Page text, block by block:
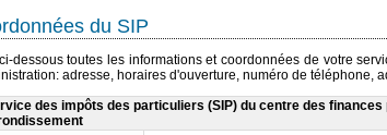
du SIP
dessous toutes les informations et coordonnées de votre
adresse, horaires d'ouverture, numéro de téléphone,
des impôts des particuliers (SIP) du centre des finances